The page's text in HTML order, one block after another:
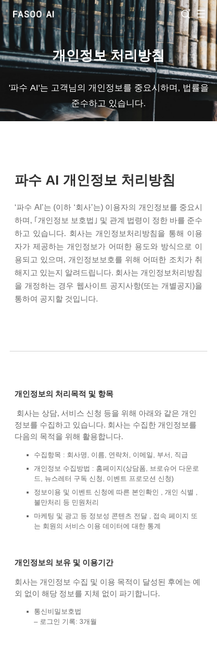
개인정보 처리방침
'파수 AI'는 고객님의 개인정보를 중요시하며, 법률을
준수하고 있습니다.
파수 AI 개인정보 처리방침
‘파수 AI’는 (이하 ‘회사’는) 이용자의 개인정보를 중요시
하며, ｢개인정보 보호법｣ 및 관계 법령이 정한 바를 준수
하고 있습니다. 회사는 개인정보처리방침을 통해 이용
자가 제공하는 개인정보가 어떠한 용도와 방식으로 이
용되고 있으며, 개인정보보호를 위해 어떠한 조치가 취
해지고 있는지 알려드립니다. 회사는 개인정보처리방침
을 개정하는 경우 웹사이트 공지사항(또는 개별공지)을
통하여 공지할 것입니다.
개인정보의 처리목적 및 항목
회사는 상담, 서비스 신청 등을 위해 아래와 같은 개인
정보를 수집하고 있습니다. 회사는 수집한 개인정보를
다음의 목적을 위해 활용합니다.
수집항목 : 회사명, 이름, 연락처, 이메일, 부서, 직급
개인정보 수집방법 : 홈페이지(상담폼, 브로슈어 다운로
드, 뉴스레터 구독 신청, 이벤트 프로모션 신청)
정보이용 및 이벤트 신청에 따른 본인확인 , 개인 식별 ,
불만처리 등 민원처리
마케팅 및 광고 등 정보성 콘텐츠 전달 , 접속 페이지 또
는 회원의 서비스 이용 데이터에 대한 통계
개인정보의 보유 및 이용기간
회사는 개인정보 수집 및 이용 목적이 달성된 후에는 예
외 없이 해당 정보를 지체 없이 파기합니다.
통신비밀보호법
– 로그인 기록: 3개월